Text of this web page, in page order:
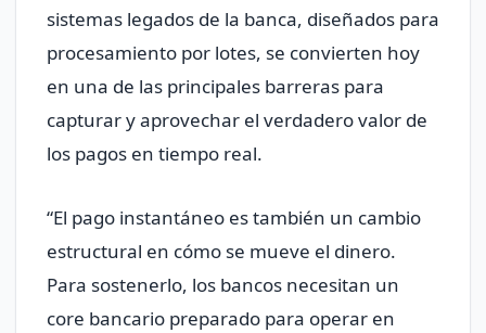
sistemas legados de la banca, diseñados para
procesamiento por lotes, se convierten hoy
en una de las principales barreras para
capturar y aprovechar el verdadero valor de
los pagos en tiempo real.
“El pago instantáneo es también un cambio
estructural en cómo se mueve el dinero.
Para sostenerlo, los bancos necesitan un
core bancario preparado para operar en